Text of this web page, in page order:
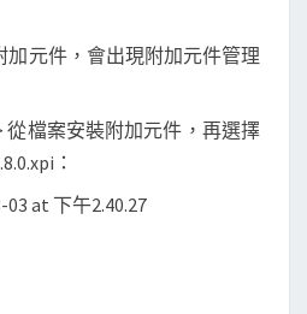
加元件，會出現附加元件管理
從檔案安裝附加元件，再選擇
：